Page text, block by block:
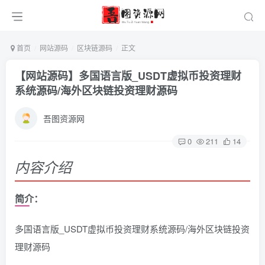
首页 网站源码 区块链源码 正文
【网站源码】多国语言版_USDT虚拟币投资理财
系统源码/海外区块链投资理财源码
吾图资源网
0 211 14
内容介绍
简介：
多国语言版_USDT虚拟币投资理财系统源码/海外区块链投资
理财源码